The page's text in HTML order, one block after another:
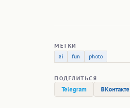
МЕТКИ
ai
fun photo
ПОДЕЛИТЬСЯ
Telegram ВКонтакте